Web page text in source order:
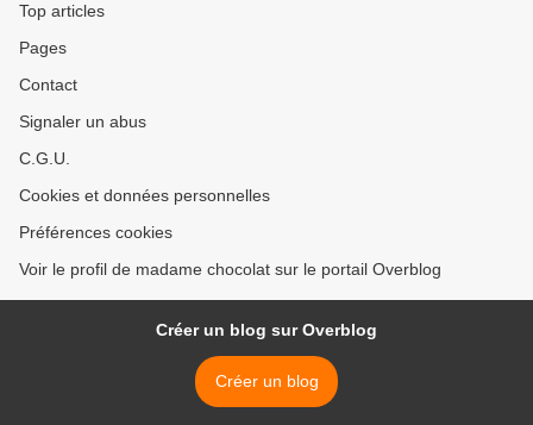
Top articles
Pages
Contact
Signaler un abus
C.G.U.
Cookies et données personnelles
Préférences cookies
Voir le profil de madame chocolat sur le portail Overblog
Créer un blog sur Overblog
Créer un blog